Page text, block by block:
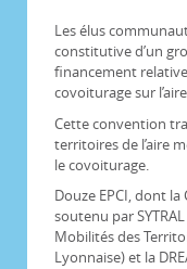
Les élus
constitutive d’un
financement
covoiturage sur
Cette convention
territoires de l’aire
le covoiturage.
Douze EPCI, dont la
soutenu par
Mobilités des
Lyonnaise) et la